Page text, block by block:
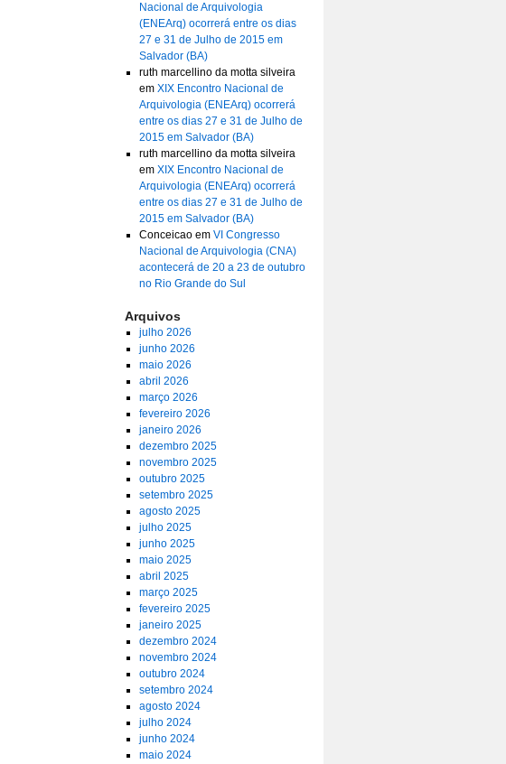
Nacional de Arquivologia
(ENEArq) ocorrerá entre os dias
27 e 31 de Julho de 2015 em
Salvador (BA)
ruth marcellino da motta silveira
em XIX Encontro Nacional de
Arquivologia (ENEArq) ocorrerá
entre os dias 27 e 31 de Julho de
2015 em Salvador (BA)
ruth marcellino da motta silveira
em XIX Encontro Nacional de
Arquivologia (ENEArq) ocorrerá
entre os dias 27 e 31 de Julho de
2015 em Salvador (BA)
Conceicaoem VI Congresso
Nacional de Arquivologia (CNA)
acontecerá de 20 a 23 de outubro
no Rio Grande do Sul
Arquivos
julho 2026
junho 2026
maio 2026
abril 2026
março 2026
fevereiro 2026
janeiro 2026
dezembro 2025
novembro 2025
outubro 2025
setembro 2025
agosto 2025
julho 2025
junho 2025
maio 2025
abril 2025
março 2025
fevereiro 2025
janeiro 2025
dezembro 2024
novembro 2024
outubro 2024
setembro 2024
agosto 2024
julho 2024
junho 2024
maio 2024